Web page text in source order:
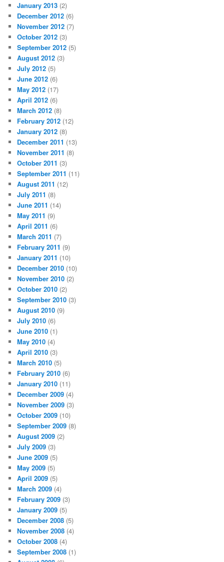
January 2013 (2)
December 2012 (6)
November 2012 (7)
October 2012 (3)
September 2012 (5)
August 2012 (3)
July 2012 (5)
June 2012 (6)
May 2012 (17)
April 2012 (6)
March 2012 (8)
February 2012 (12)
January 2012 (8)
December 2011 (13)
November 2011 (8)
October 2011 (3)
September 2011 (11)
August 2011 (12)
July 2011 (8)
June 2011 (14)
May 2011 (9)
April 2011 (6)
March 2011 (7)
February 2011 (9)
January 2011 (10)
December 2010 (10)
November 2010 (2)
October 2010 (2)
September 2010 (3)
August 2010 (9)
July 2010 (6)
June 2010 (1)
May 2010 (4)
April 2010 (3)
March 2010 (5)
February 2010 (6)
January 2010 (11)
December 2009 (4)
November 2009 (3)
October 2009 (10)
September 2009 (8)
August 2009 (2)
July 2009 (3)
June 2009 (5)
May 2009 (5)
April 2009 (5)
March 2009 (4)
February 2009 (3)
January 2009 (5)
December 2008 (5)
November 2008 (4)
October 2008 (4)
September 2008 (1)